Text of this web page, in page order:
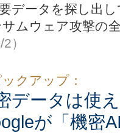
データを探し出
ムウェア攻撃の
）
クアップ：
データは使
が「機密